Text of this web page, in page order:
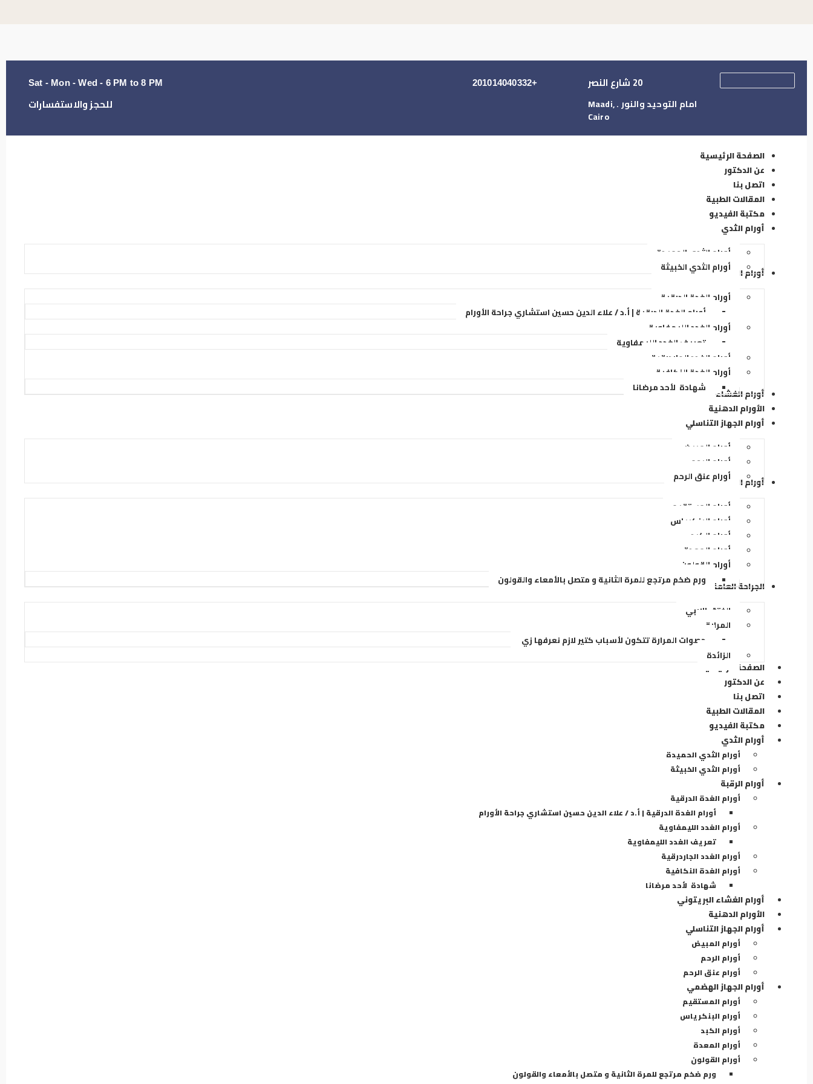
20 شارع النصر
امام التوحيد والنور . Maadi,
Cairo
+201014040332
Sat - Mon - Wed - 6 PM to 8 PM
للحجز والاستفسارات
الصفحة الرئيسية
عن الدكتور
اتصل بنا
المقالات الطبية
مكتبة الفيديو
أورام الثدي
أورام الثدي الحميدة
أورام الثدي الخبيثةأورام الرقبة
أورام الغدة الدرقية
أورام الغدة الدرقية | أ.د / علاء الدين حسين استشاري جراحة الأورام
أورام الغدد الليمفاوية
تعريف الغدد الليمفاوية
أورام الغدد الجاردرقية
أورام الغدة النكافية
شهادة لأحد مرضاناأورام الغشاء البريتوني
الأورام الدهنية
أورام الجهاز التناسلي
أورام المبيض
أورام الرحم
أورام عنق الرحم
أورام الجهاز الهضمي
أورام المستقيم
أورام البنكرياس
أورام الكبد
أورام المعدة
أورام القولون
ورم ضخم مرتجع للمرة الثانية و متصل بالأمعاء والقولونالجراحة العامة والمناظير
الفتق الاربي
المرارة
حصوات المرارة تتكون لأسباب كتير لازم نعرفها زي
الزائدة
الصفحة الرئيسية
عن الدكتور
اتصل بنا
المقالات الطبية
مكتبة الفيديو
أورام الثدي
أورام الثدي الحميدة
أورام الثدي الخبيثة
أورام الرقبة
أورام الغدة الدرقية
أورام الغدة الدرقية | أ.د / علاء الدين حسين استشاري جراحة الأورام
أورام الغدد الليمفاوية
تعريف الغدد الليمفاوية
أورام الغدد الجاردرقية
أورام الغدة النكافية
شهادة لأحد مرضانا
أورام الغشاء البريتوني
الأورام الدهنية
أورام الجهاز التناسلي
أورام المبيض
أورام الرحم
أورام عنق الرحم
أورام الجهاز الهضمي
أورام المستقيم
أورام البنكرياس
أورام الكبد
أورام المعدة
أورام القولون
ورم ضخم مرتجع للمرة الثانية و متصل بالأمعاء والقولون